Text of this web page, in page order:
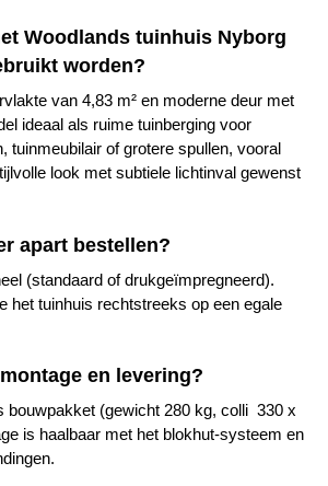
Woodlands tuinhuis Nyborg
worden?
van 4,83 m² en moderne deur met
ideaal als ruime tuinberging voor
tuinmeubilair of grotere spullen, vooral
look met subtiele lichtinval gewenst
apart bestellen?
(standaard of drukgeïmpregneerd).
het tuinhuis rechtstreeks op een egale
en levering?
bouwpakket (gewicht 280 kg, colli 330 x
is haalbaar met het blokhut-systeem en